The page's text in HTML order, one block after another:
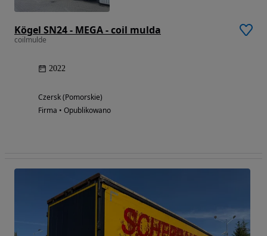
Kögel SN24 - MEGA - coil mulda
coilmulde
2022
Czersk (Pomorskie)
Firma • Opublikowano